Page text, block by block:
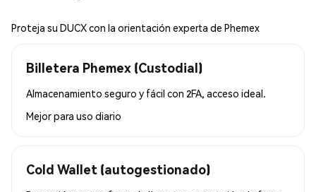
Proteja su DUCX con la orientación experta de Phemex
Billetera Phemex (Custodial)
Almacenamiento seguro y fácil con 2FA, acceso ideal.
Mejor para uso diario
Cold Wallet (autogestionado)